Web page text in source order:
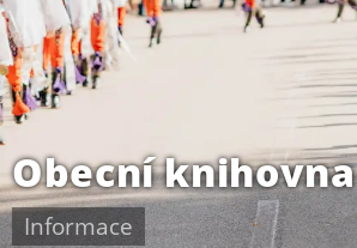
Obecní knihovna
Informace